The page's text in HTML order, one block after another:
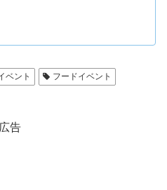
ベント
フードイベント
広告